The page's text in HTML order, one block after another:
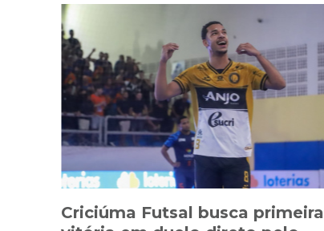
Criciúma Futsal busca primeira